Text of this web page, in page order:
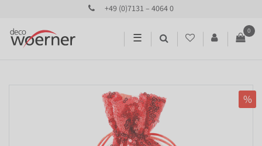
+49 (0)7131 – 4064 0
☰
0
%